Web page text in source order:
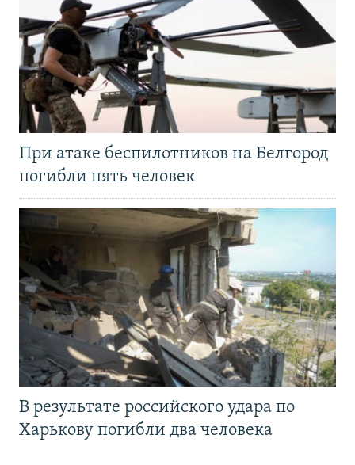
При атаке беспилотников на Белгород
погибли пять человек
В результате российского удара по
Харькову погибли два человека